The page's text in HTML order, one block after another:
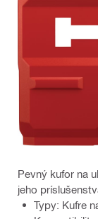
Pevný kufor na
jeho
Typy: Kufre